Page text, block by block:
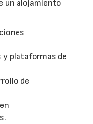
un alojamiento
y plataformas de
de